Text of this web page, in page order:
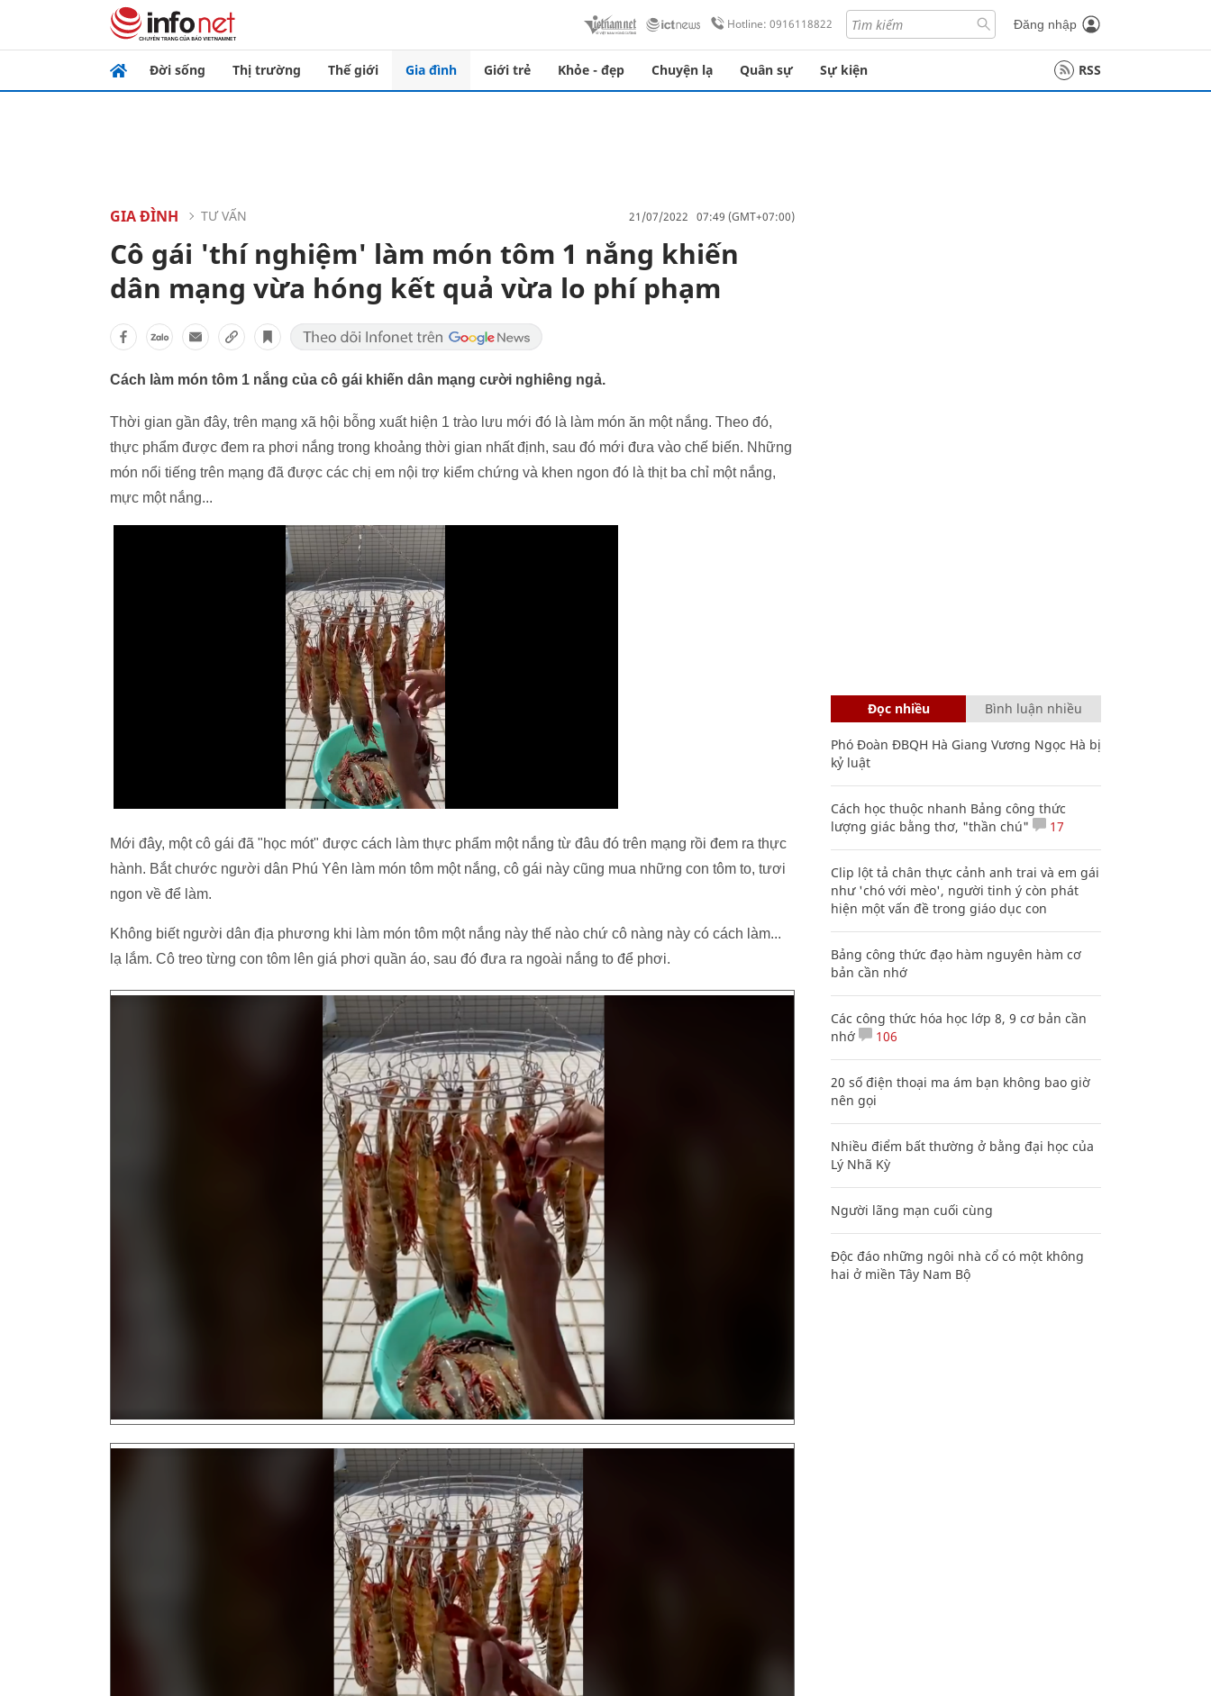
Hotline: 0916118822 Đăng nhập
Đời sống Thị trường Thế giới Gia đình Giới trẻ Khỏe - đẹp Chuyện lạ Quân sự Sự kiện RSS
GIA ĐÌNH TƯ VẤN 21/07/2022 07:49 (GMT+07:00)
Cô gái 'thí nghiệm' làm món tôm 1 nắng khiến
dân mạng vừa hóng kết quả vừa lo phí phạm
Cách làm món tôm 1 nắng của cô gái khiến dân mạng cười nghiêng ngả.
Thời gian gần đây, trên mạng xã hội bỗng xuất hiện 1 trào lưu mới đó là làm món ăn một nắng. Theo đó,
thực phẩm được đem ra phơi nắng trong khoảng thời gian nhất định, sau đó mới đưa vào chế biến. Những
món nổi tiếng trên mạng đã được các chị em nội trợ kiểm chứng và khen ngon đó là thịt ba chỉ một nắng,
mực một nắng...
Mới đây, một cô gái đã "học mót" được cách làm thực phẩm một nắng từ đâu đó trên mạng rồi đem ra thực
hành. Bắt chước người dân Phú Yên làm món tôm một nắng, cô gái này cũng mua những con tôm to, tươi
ngon về để làm.
Không biết người dân địa phương khi làm món tôm một nắng này thế nào chứ cô nàng này có cách làm...
lạ lắm. Cô treo từng con tôm lên giá phơi quần áo, sau đó đưa ra ngoài nắng to để phơi.
Đọc nhiều Bình luận nhiều
Phó Đoàn ĐBQH Hà Giang Vương Ngọc Hà bị
kỷ luật
Cách học thuộc nhanh Bảng công thức
lượng giác bằng thơ, "thần chú"
17
Clip lột tả chân thực cảnh anh trai và em gái
như 'chó với mèo', người tinh ý còn phát
hiện một vấn đề trong giáo dục con
Bảng công thức đạo hàm nguyên hàm cơ
bản cần nhớ
Các công thức hóa học lớp 8, 9 cơ bản cần
nhớ
106
20 số điện thoại ma ám bạn không bao giờ
nên gọi
Nhiều điểm bất thường ở bằng đại học của
Lý Nhã Kỳ
Người lãng mạn cuối cùng
Độc đáo những ngôi nhà cổ có một không
hai ở miền Tây Nam Bộ